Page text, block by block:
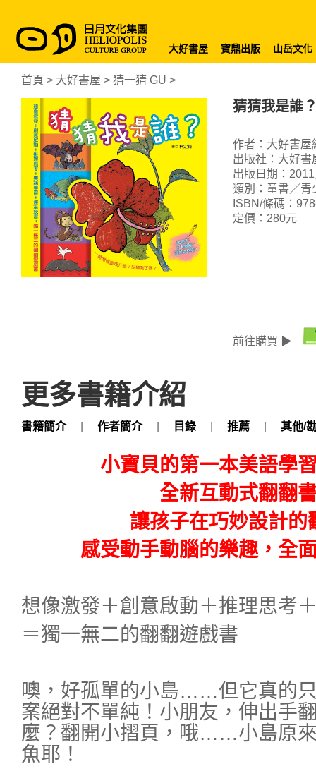
大好書屋 寶鼎出版 山岳文化
首頁 > 大好書屋 > 猜一猜 GU >
猜猜我是誰
作者：大好書屋
出版社：大好書
出版日期：
類別：童書／青
ISBN/條碼：
定價：280元
前往購買 ▶
更多書籍介紹
書籍簡介 作者簡介 目錄 推薦 其他/
小寶貝的第一本美語學
全新互動式翻翻
讓孩子在巧妙設計的
感受動手動腦的樂趣，全
想像激發＋創意啟動＋推理思考
＝獨一無二的翻翻遊戲書
噢，好孤單的小島……但它真的
案絕對不單純！小朋友，伸出手
麼？翻開小摺頁，哦……小島原
魚耶！